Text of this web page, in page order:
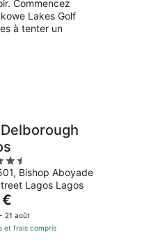
Commencez
Lakes Golf
à tenter un
Bishop Aboyade
Lagos Lagos
21 août
et frais compris